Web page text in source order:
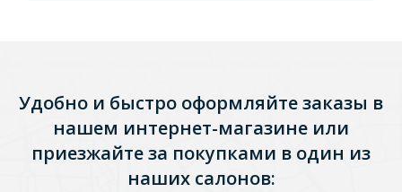
Удобно и быстро оформляйте заказы в
нашем интернет-магазине или
приезжайте за покупками в один из
наших салонов: